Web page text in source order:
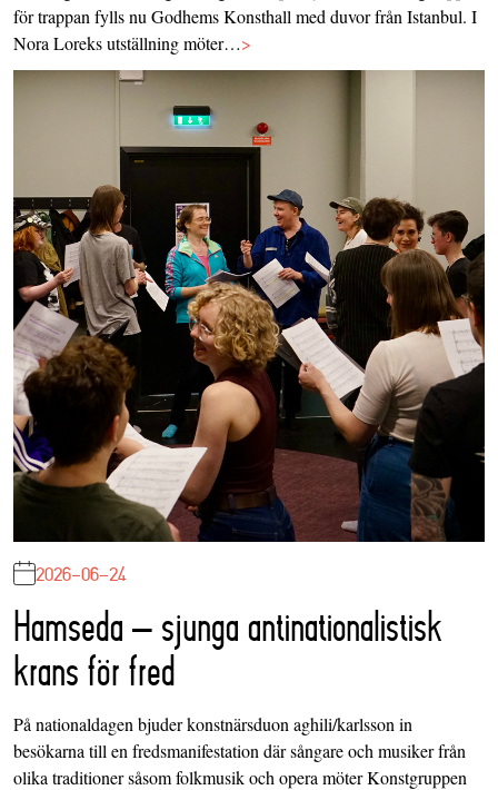
för trappan fylls nu Godhems Konsthall med duvor från Istanbul. I
Nora Loreks utställning möter…>
2026-06-24
Hamseda – sjunga antinationalistisk
krans för fred
På nationaldagen bjuder konstnärsduon aghili/karlsson in
besökarna till en fredsmanifestation där sångare och musiker från
olika traditioner såsom folkmusik och opera möter Konstgruppen